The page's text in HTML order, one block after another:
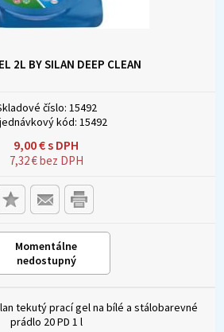
2L BY SILAN DEEP CLEAN
číslo: 15492
kód: 15492
9,00€s DPH
7,32€bez DPH
Momentálne
nedostupný
tekutý prací gel na bílé a stálobarevné
prádlo 20 PD 1 l